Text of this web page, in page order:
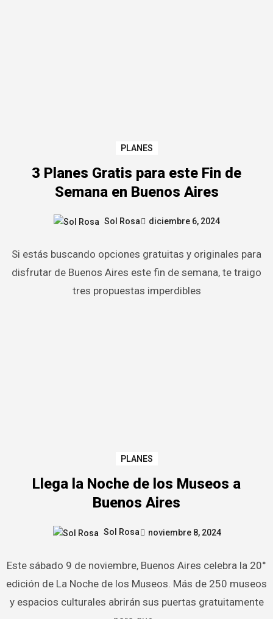
PLANES
3 Planes Gratis para este Fin de
Semana en Buenos Aires
Sol Rosa diciembre 6, 2024
Si estás buscando opciones gratuitas y originales para
disfrutar de Buenos Aires este fin de semana, te traigo
tres propuestas imperdibles
PLANES
Llega la Noche de los Museos a
Buenos Aires
Sol Rosa noviembre 8, 2024
Este sábado 9 de noviembre, Buenos Aires celebra la 20°
edición de La Noche de los Museos. Más de 250 museos
y espacios culturales abrirán sus puertas gratuitamente